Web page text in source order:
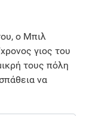
ο Μπιλ
γιος του
τους πόλη
να